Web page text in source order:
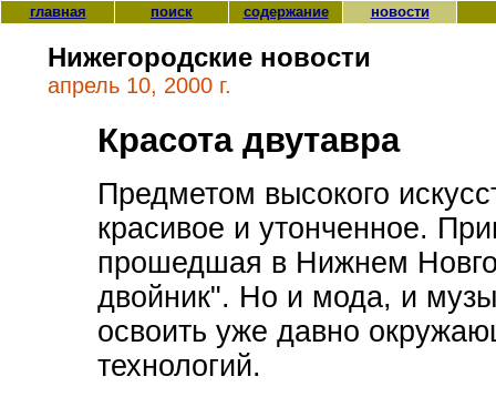
главная поиск содержание новости
Нижегородские новости
апрель 10, 2000 г.
Красота двутавра
Предметом высокого
красивое и утонченное.
прошедшая в Нижнем
двойник". Но и мода, и
освоить уже давно
технологий.